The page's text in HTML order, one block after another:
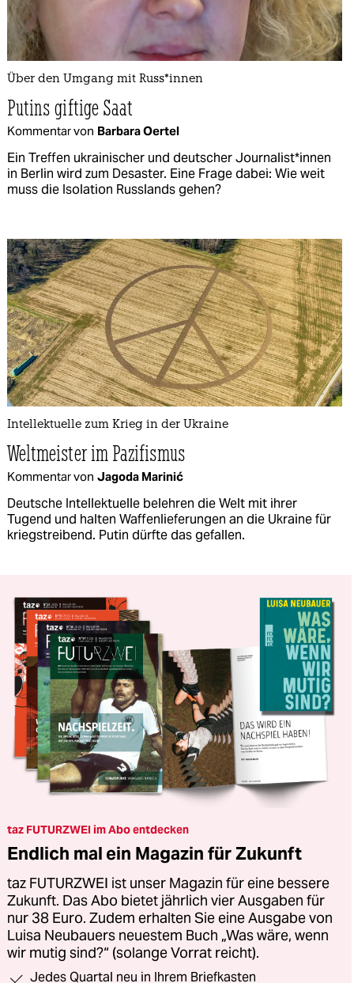
Über den Umgang mit Rus­s*in­nen
Putins giftige Saat
Kommentar von Barbara Oertel
Ein Treffen ukrainischer und deutscher Jour­na­lis­t*in­nen
in Berlin wird zum Desaster. Eine Frage dabei: Wie weit
muss die Isolation Russlands gehen?
Intellektuelle zum Krieg in der Ukraine
Weltmeister im Pazifismus
Kommentar von Jagoda Marinić
Deutsche Intellektuelle belehren die Welt mit ihrer
Tugend und halten Waffenlieferungen an die Ukraine für
kriegstreibend. Putin dürfte das gefallen.
taz FUTURZWEI im Abo entdecken
Endlich mal ein Magazin für Zukunft
taz FUTURZWEI ist unser Magazin für eine bessere
Zukunft. Das Abo bietet jährlich vier Ausgaben für
nur 38 Euro. Zudem erhalten Sie eine Ausgabe von
Luisa Neubauers neuestem Buch „Was wäre, wenn
wir mutig sind?“ (solange Vorrat reicht).
Jedes Quartal neu in Ihrem Briefkasten